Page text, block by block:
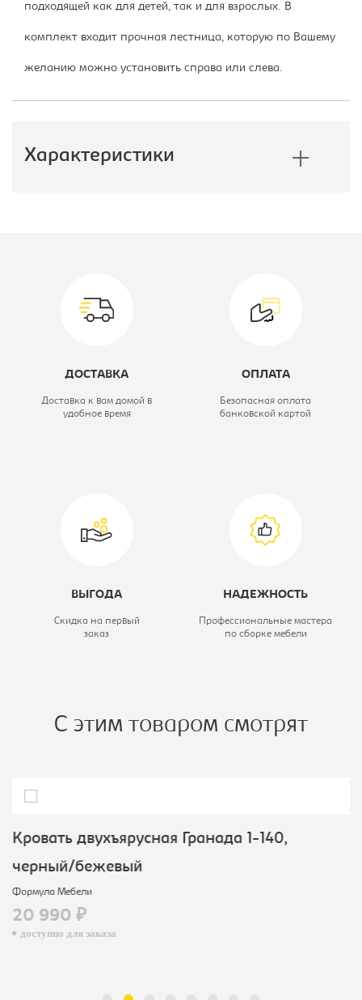
подходящей как для детей, так и для взрослых. В
комплект входит прочная лестница, которую по Вашему
желанию можно установить справа или слева.
Характеристики
Глубина, мм: 1260
Ширина, мм: 1980
ДОСТАВКА
Доставка к вам домой в
удобное время
ОПЛАТА
Безопасная оплата
банковской картой
ВЫГОДА
Скидка на первый
заказ
НАДЕЖНОСТЬ
Профессиональные мастера
по сборке мебели
С этим товаром смотрят
Кровать двухъярусная Гранада 1-140,
черный/бежевый
Формула Мебели
20 990 ₽
доступно для заказа